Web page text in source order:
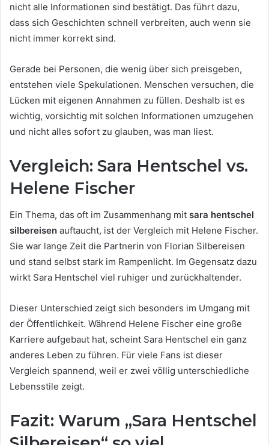
nicht alle Informationen sind bestätigt. Das führt dazu,
dass sich Geschichten schnell verbreiten, auch wenn sie
nicht immer korrekt sind.
Gerade bei Personen, die wenig über sich preisgeben,
entstehen viele Spekulationen. Menschen versuchen, die
Lücken mit eigenen Annahmen zu füllen. Deshalb ist es
wichtig, vorsichtig mit solchen Informationen umzugehen
und nicht alles sofort zu glauben, was man liest.
Vergleich: Sara Hentschel vs.
Helene Fischer
Ein Thema, das oft im Zusammenhang mit sara hentschel
silbereisen auftaucht, ist der Vergleich mit Helene Fischer.
Sie war lange Zeit die Partnerin von Florian Silbereisen
und stand selbst stark im Rampenlicht. Im Gegensatz dazu
wirkt Sara Hentschel viel ruhiger und zurückhaltender.
Dieser Unterschied zeigt sich besonders im Umgang mit
der Öffentlichkeit. Während Helene Fischer eine große
Karriere aufgebaut hat, scheint Sara Hentschel ein ganz
anderes Leben zu führen. Für viele Fans ist dieser
Vergleich spannend, weil er zwei völlig unterschiedliche
Lebensstile zeigt.
Fazit: Warum „Sara Hentschel